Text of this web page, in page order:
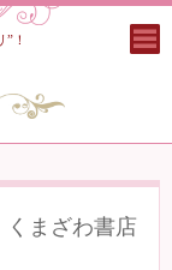
！
くまざわ書店